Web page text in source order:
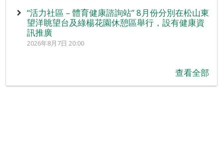
“活力社區 – 體育健康諮詢站” 8月份分別在松山東
望洋眺望台及綠楊花園休憩區舉行，設有健康資
訊推廣
2026年8月7日 20:00
查看全部